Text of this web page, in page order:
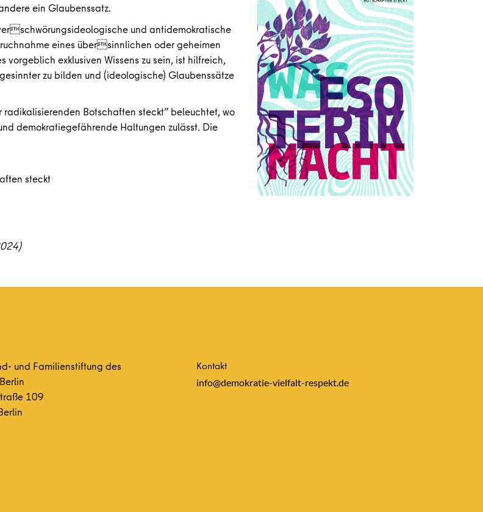
ein Glaubenssatz.
und antidemokratische
eines übersinnlichen oder geheimen
vorgeblich exklusiven Wissens zu sein, ist hilfreich,
zu bilden und (ideologische) Glaubenssätze
Botschaften steckt” beleuchtet, wo
demokratiegefährende Haltungen zulässt. Die
steckt
und Familienstiftung des
109
Kontakt
info@demokratie-vielfalt-respekt.de